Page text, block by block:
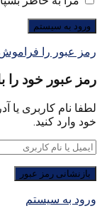
رمز عبور را
رمز عبور خود را
لطفا نام کاربری یا
خود وارد کنید.
ورود به سیستم